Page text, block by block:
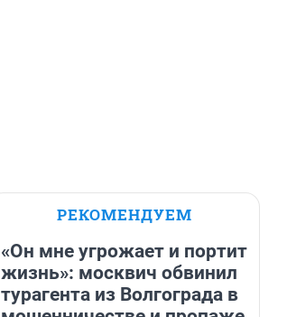
РЕКОМЕНДУЕМ
«Он мне угрожает и портит
жизнь»: москвич обвинил
турагента из Волгограда в